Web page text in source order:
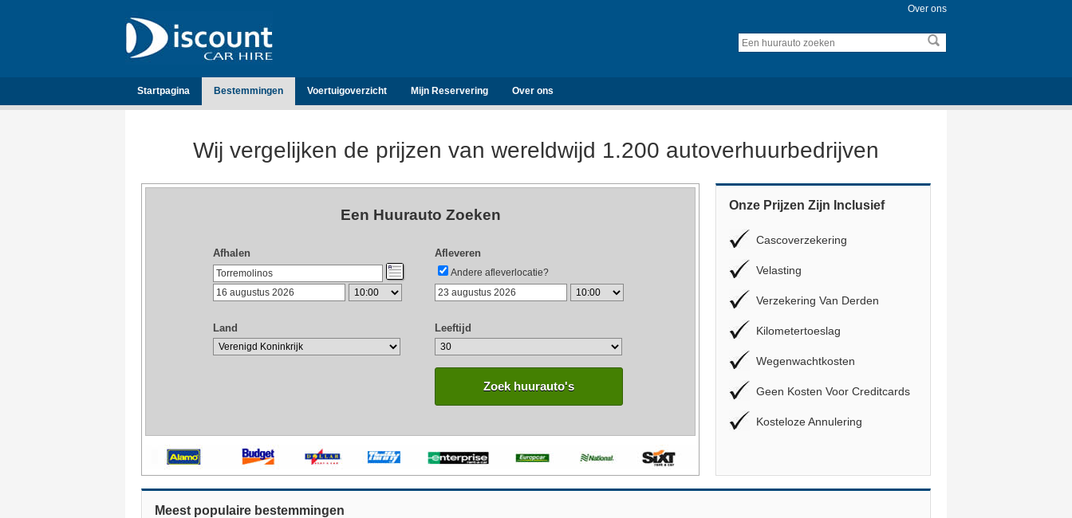
Over ons
Startpagina Bestemmingen Voertuigoverzicht Mijn Reservering Over ons
Wij vergelijken de prijzen van wereldwijd 1.200 autoverhuurbedrijven
Een Huurauto Zoeken
Afhalen Afleveren
Andere afleverlocatie?
Land Leeftijd
Zoek huurauto's
Onze Prijzen Zijn Inclusief
Cascoverzekering
Velasting
Verzekering Van Derden
Kilometertoeslag
Wegenwachtkosten
Geen Kosten Voor Creditcards
Kosteloze Annulering
Meest populaire bestemmingen